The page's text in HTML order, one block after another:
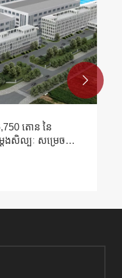
តោន នៃ
ងសិល្បៈ សម្រេចបាន
